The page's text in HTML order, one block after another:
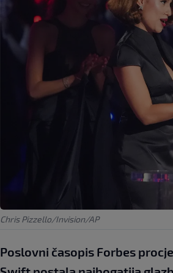
Chris Pizzello/Invision/AP
Poslovni časopis Forbes